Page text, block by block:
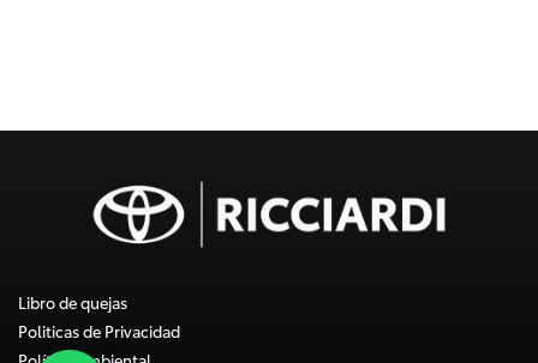
Libro de quejas
Politicas de Privacidad